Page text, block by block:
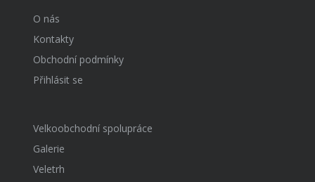
O nás
Kontakty
Obchodní podmínky
Přihlásit se
Velkoobchodní spolupráce
Galerie
Veletrh